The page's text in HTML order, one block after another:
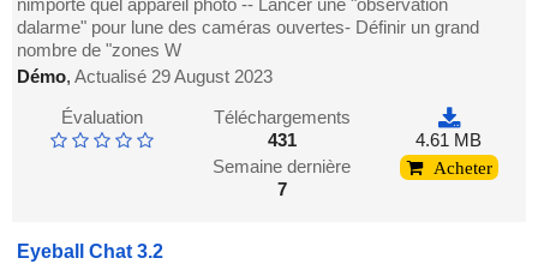
nimporte quel appareil photo -- Lancer une "observation
dalarme" pour lune des caméras ouvertes- Définir un grand
nombre de "zones W
Démo,Actualisé 29 August 2023
Évaluation
Téléchargements
431
Semaine dernière
7
4.61 MB
Acheter
Eyeball Chat 3.2